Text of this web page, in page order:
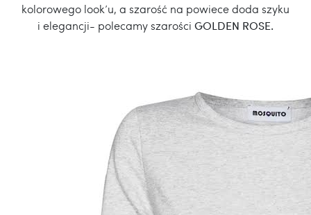
kolorowego look’u, a szarość na powiece doda szyku
i elegancji- polecamy szarości GOLDEN ROSE.